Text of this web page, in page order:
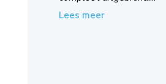
Lees meer